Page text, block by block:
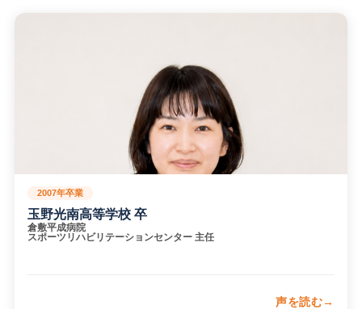
2007年卒業
玉野光南高等学校 卒
倉敷平成病院
スポーツリハビリテーションセンター 主任
声を読む